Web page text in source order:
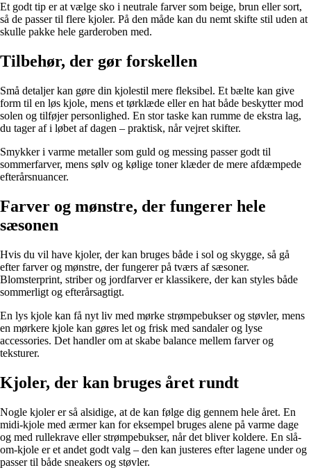
Et godt tip er at vælge sko i neutrale farver som beige, brun eller sort,
så de passer til flere kjoler. På den måde kan du nemt skifte stil uden at
skulle pakke hele garderoben med.
Tilbehør, der gør forskellen
Små detaljer kan gøre din kjolestil mere fleksibel. Et bælte kan give
form til en løs kjole, mens et tørklæde eller en hat både beskytter mod
solen og tilføjer personlighed. En stor taske kan rumme de ekstra lag,
du tager af i løbet af dagen – praktisk, når vejret skifter.
Smykker i varme metaller som guld og messing passer godt til
sommerfarver, mens sølv og kølige toner klæder de mere afdæmpede
efterårsnuancer.
Farver og mønstre, der fungerer hele
sæsonen
Hvis du vil have kjoler, der kan bruges både i sol og skygge, så gå
efter farver og mønstre, der fungerer på tværs af sæsoner.
Blomsterprint, striber og jordfarver er klassikere, der kan styles både
sommerligt og efterårsagtigt.
En lys kjole kan få nyt liv med mørke strømpebukser og støvler, mens
en mørkere kjole kan gøres let og frisk med sandaler og lyse
accessories. Det handler om at skabe balance mellem farver og
teksturer.
Kjoler, der kan bruges året rundt
Nogle kjoler er så alsidige, at de kan følge dig gennem hele året. En
midi-kjole med ærmer kan for eksempel bruges alene på varme dage
og med rullekrave eller strømpebukser, når det bliver koldere. En slå-
om-kjole er et andet godt valg – den kan justeres efter lagene under og
passer til både sneakers og støvler.